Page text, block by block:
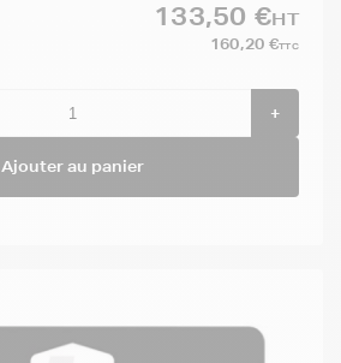
133,50 €HT
160,20 €TTC
+
Ajouter au panier